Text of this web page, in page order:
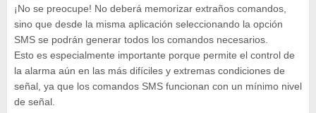
¡No se preocupe! No deberá memorizar extraños comandos,
sino que desde la misma aplicación seleccionando la opción
SMS se podrán generar todos los comandos necesarios.
Esto es especialmente importante porque permite el control de
la alarma aún en las más difíciles y extremas condiciones de
señal, ya que los comandos SMS funcionan con un mínimo nivel
de señal.